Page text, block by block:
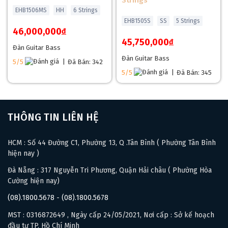
hưởng
Để khai thác tối đa ưu thế của thiết kế Neck-Through-Body,
Epiphone trang bị cho Firebird hệ thống
Matic Bridgekết hợp Stop Bar Tailpiece. Bộ phận này giúp
EHB1506MS HH 6 Strings
46,000,000đ
Đàn Guitar Bass
5/5
Đã Bán: 342
EHB1505S SS 5 Strings
45,750,000đ
Đàn Guitar Bass
5/5
Đã Bán: 345
THÔNG TIN LIÊN HỆ
HCM : Số 44 Đường C1, Phường 13, Q .Tân Bình ( Phường Tân Bình
hiện nay )
Đà Nẵng : 317 Nguyễn Tri Phương, Quận Hải châu ( Phường Hòa
Cường hiện nay)
(08).1800.5678 - (08).1800.5678
MST : 0316872649 , Ngày cấp 24/05/2021, Nơi cấp : Sở kế hoạch
đầu tư TP. Hồ Chí Minh